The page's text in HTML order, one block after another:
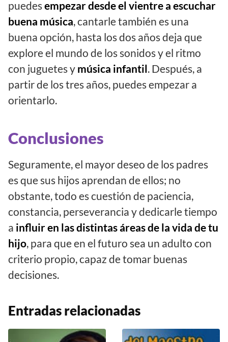
puedesempezar desde el vientre a escuchar
buena música, cantarle también es una
buena opción, hasta los dos años deja que
explore el mundo de los sonidos y el ritmo
con juguetes y música infantil. Después, a
partir de los tres años, puedes empezar a
orientarlo.
Conclusiones
Seguramente, el mayor deseo de los padres
es que sus hijos aprendan de ellos; no
obstante, todo es cuestión de paciencia,
constancia, perseverancia y dedicarle tiempo
a influir en las distintas áreas de la vida de tu
hijo, para que en el futuro sea un adulto con
criterio propio, capaz de tomar buenas
decisiones.
Entradas relacionadas